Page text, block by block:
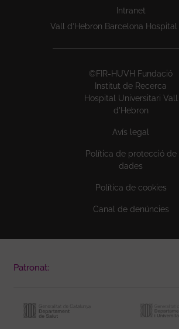
Intranet
Vall d’Hebron Barcelona
©FIR-HUVH Fundació
Institut de Recerca
Hospital Universitari Vall
d'Hebron
Avís legal
Política de protecció de
dades
Política de cookies
Canal de denúncies
Patronat: